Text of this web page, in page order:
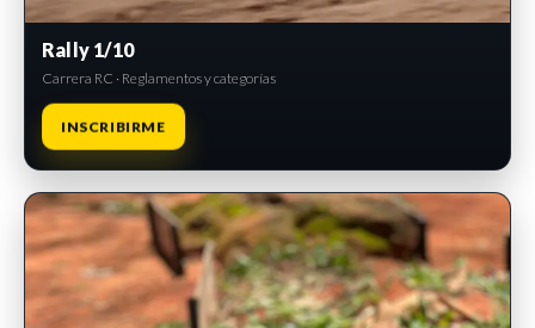
Rally 1/10
Carrera RC · Reglamentos y categorías
INSCRIBIRME
INSCRIPCIONES ABIERTAS